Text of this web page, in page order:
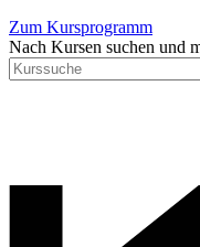
Zum Kursprogramm
Nach Kursen suchen und